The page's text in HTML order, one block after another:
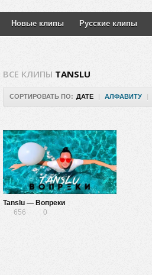
Новые клипы Русские клипы
ВСЕ КЛИПЫ TANSLU
СОРТИРОВАТЬ ПО: ДАТЕ | АЛФАВИТУ |
Tanslu — Вопреки
656
0